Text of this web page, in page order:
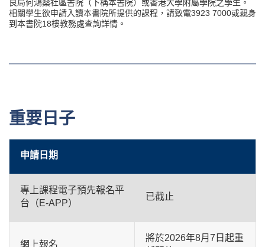
良局何鴻燊社區書院（下稱本書院）或香港大學附屬學院之學生。
相關學生欲申請入讀本書院所提供的課程，請致電3923 7000或親身
到本書院18樓教務處查詢詳情。
重要日子
申請日期
專上課程電子預先報名平
台（E-APP）
已截止
網上報名
將於2026年8月7日起重